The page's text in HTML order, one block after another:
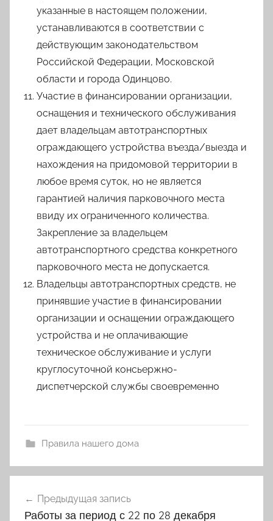
указанные в настоящем положении,
устанавливаются в соответствии с
действующим законодательством
Российской Федерации, Московской
области и города Одинцово.
Участие в финансировании организации,
оснащения и технического обслуживания
дает владельцам автотранспортных
ограждающего устройства въезда/выезда и
нахождения на придомовой территории в
любое время суток, но не является
гарантией наличия парковочного места
ввиду их ограниченного количества.
Закрепление за владельцем
автотранспортного средства конкретного
парковочного места не допускается.
Владельцы автотранспортных средств, не
принявшие участие в финансировании
организации и оснащении ограждающего
устройства и не оплачивающие
техническое обслуживание и услуги
круглосуточной консьержно-
диспетчерской службы своевременно
Правила нашего дома
по
Предыдущая запись
Работы за период с 22 по 28 декабря